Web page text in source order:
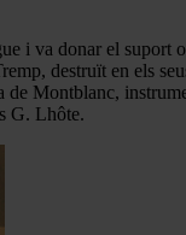
va donar el suport
destruït en els
Montblanc,
G. Lhôte.